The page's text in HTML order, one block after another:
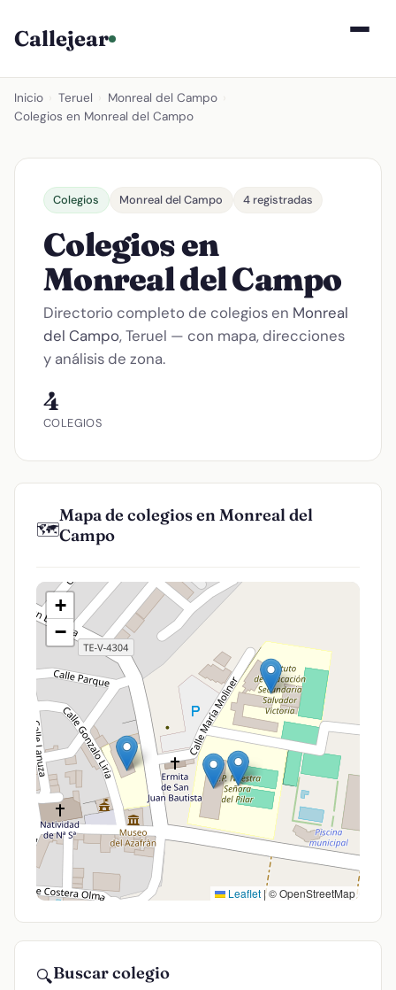
Callejear
Inicio Teruel Monreal del Campo
Colegios en Monreal del Campo
Colegios Monreal del Campo 4 registradas
Colegios en
Monreal del Campo
Directorio completo de colegios en Monreal
del Campo, Teruel — con mapa, direcciones
y análisis de zona.
4
COLEGIOS
🗺️
Mapa de colegios en Monreal del
Campo
+
−
Leaflet |© OpenStreetMap
🔍Buscar colegio